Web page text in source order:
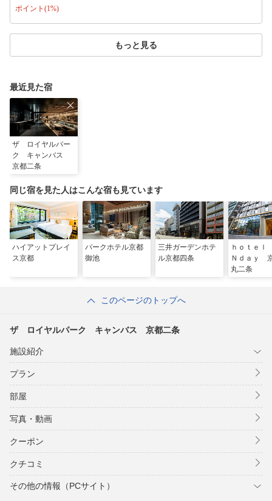
ポイント(1%)
もっと見る
最近見た宿
ザ ロイヤルパー
ク キャンバス
京都二条
同じ宿を見た人はこんな宿も見ています
ハイアットプレイ
ス京都
パークホテル京都
御池
三井ガーデンホテ
ル京都四条
ｈｏｔｅ
Ｎｄａｙ
丸二条
このページのトップへ
ザ ロイヤルパーク キャンバス 京都二条
施設紹介
プラン
部屋
写真・動画
クーポン
クチコミ
その他の情報（PCサイト）